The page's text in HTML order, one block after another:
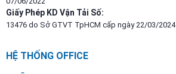
Giấy Phép KD Vận Tải Số:
13476 do Sở GTVT TpHCM cấp ngày 22/03/2024
HỆ THỐNG OFFICE